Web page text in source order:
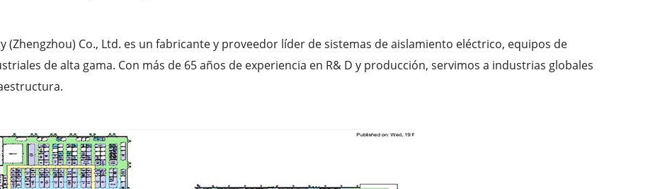
(Zhengzhou) Co., Ltd. es un fabricante y proveedor líder de sistemas de aislamiento eléctrico, equipos de
de alta gama. Con más de 65 años de experiencia en R& D y producción, servimos a industrias globales